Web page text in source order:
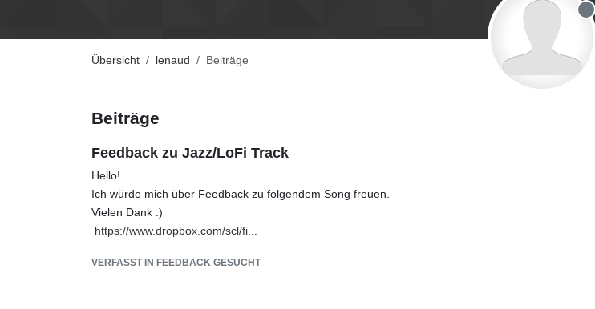
Übersicht lenaud Beiträge
Beiträge
Feedback zu Jazz/LoFi Track
Hello!
Ich würde mich über Feedback zu folgendem Song freuen.
Vielen Dank :)
https://www.dropbox.com/scl/fi...
VERFASST IN FEEDBACK GESUCHT